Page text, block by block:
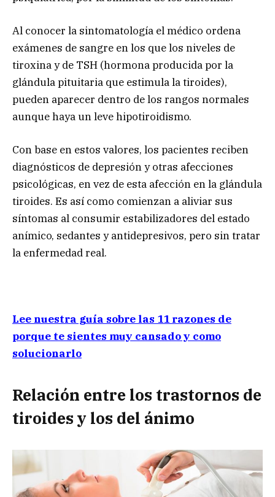
Al conocer la sintomatología el médico ordena
exámenes de sangre en los que los niveles de
tiroxina y de TSH (hormona producida por la
glándula pituitaria que estimula la tiroides),
pueden aparecer dentro de los rangos normales
aunque haya un leve hipotiroidismo.
Con base en estos valores, los pacientes reciben
diagnósticos de depresión y otras afecciones
psicológicas, en vez de esta afección en la glándula
tiroides. Es así como comienzan a aliviar sus
síntomas al consumir estabilizadores del estado
anímico, sedantes y antidepresivos, pero sin tratar
la enfermedad real.
Lee nuestra guía sobre las 11 razones de
porque te sientes muy cansado y como
solucionarlo
Relación entre los trastornos de
tiroides y los del ánimo